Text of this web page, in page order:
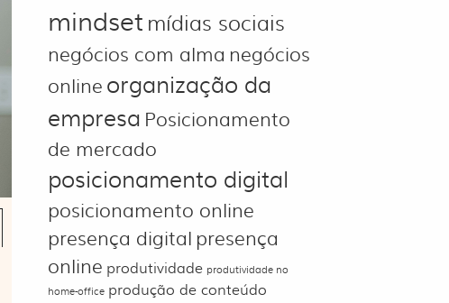
mindset mídias sociais
negócios com alma negócios
onlineorganização da
empresa Posicionamento
de mercado
posicionamento digital
posicionamento online
presença digitalpresença
online produtividade produtividade no
home-office produção de conteúdo